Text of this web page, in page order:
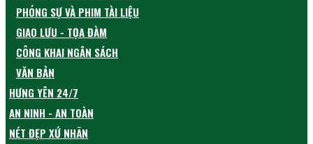
PHÓNG SỰ VÀ PHIM TÀI LIỆU
GIAO LƯU - TỌA ĐÀM
CÔNG KHAI NGÂN SÁCH
VĂN BẢN
HƯNG YÊN 24/7
AN NINH - AN TOÀN
NÉT ĐẸP XỨ NHÃN